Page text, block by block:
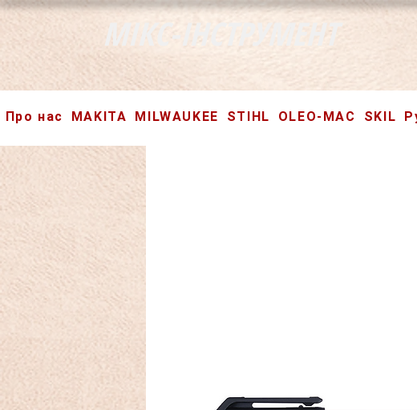
МІКС-ІНСТРУМЕНТ
Про нас MAKITA MILWAUKEE STIHL OLEO-MAC SKIL